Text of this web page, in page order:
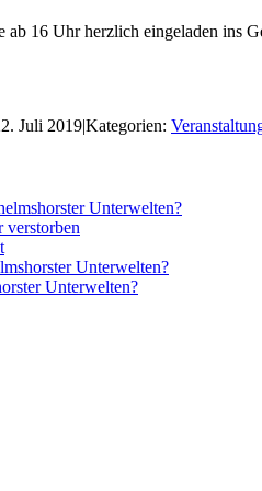
ab 16 Uhr herzlich eingeladen ins
Juli 2019|Kategorien:
Unterwelten?
verstorben
Unterwelten?
Unterwelten?